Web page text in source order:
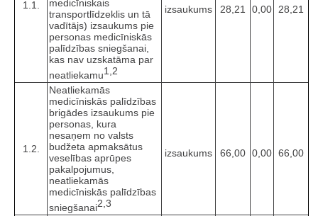
1.1.
medicīniskais
transportlīdzeklis un tā
vadītājs) izsaukums pie
personas medicīniskās
palīdzības sniegšanai,
kas nav uzskatāma par
neatliekamu1,2
izsaukums 28,21 0,00 28,21
1.2.
Neatliekamās
medicīniskās palīdzības
brigādes izsaukums pie
personas, kura
nesaņem no valsts
budžeta apmaksātus
veselības aprūpes
pakalpojumus,
neatliekamās
medicīniskās palīdzības
sniegšanai2,3
izsaukums 66,00 0,00 66,00